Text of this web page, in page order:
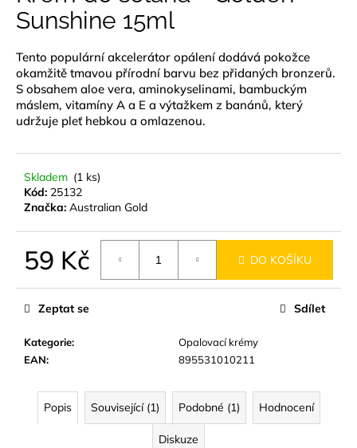
0,0
z
hvězdiček.
Sunshine 15ml
Tento populární akcelerátor opálení dodává pokožce
okamžitě tmavou přírodní barvu bez přidaných bronzerů.
S obsahem aloe vera, aminokyselinami, bambuckým
máslem, vitamíny A a E a výtažkem z banánů, který
udržuje pleť hebkou a omlazenou.
Skladem (1 ks)
Kód: 25132
Značka: Australian Gold
59 Kč DO KOŠÍKU
Kategorie:
Opalovací krémy
EAN: 895531010211
Zeptat se Sdílet
Popis Související (1) Podobné (1) Hodnocení
Diskuze
a
í
t
?
D
p
o
u